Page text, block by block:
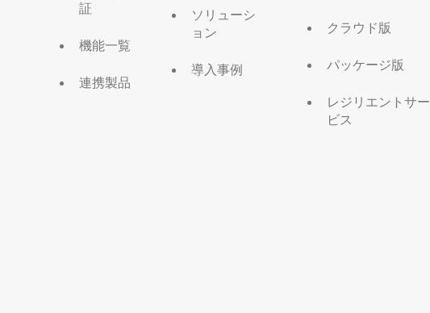
証
機能一覧
連携製品
ソリューシ
ョン
導入事例
クラウド版
パッケージ版
レジリエントサー
ビス